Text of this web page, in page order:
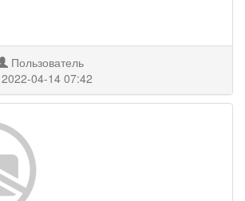
Пользователь
2022-04-14 07:42